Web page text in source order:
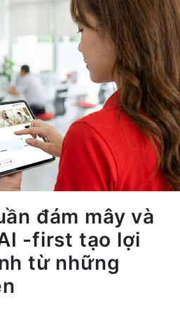
đám mây và
-first tạo lợi
từ những